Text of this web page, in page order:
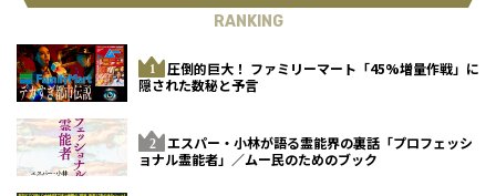
RANKING
圧倒的巨大！ ファミリーマート「45%増量作戦」に
隠された数秘と予言
エスパー・小林が語る霊能界の裏話「プロフェッシ
ョナル霊能者」／ムー民のためのブック